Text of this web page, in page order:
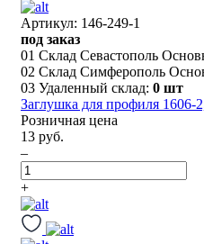
Артикул: 146-249-1
под заказ
01 Склад Севастополь
02 Склад Симферополь
03 Удаленный склад: 0 шт
Заглушка для профиля 1606-
Розничная цена
13 руб.
–
+